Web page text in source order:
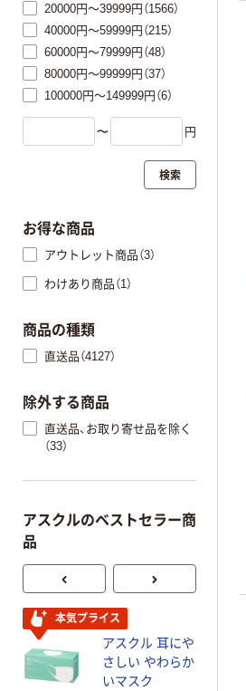
20000円～39999円（1566）
40000円～59999円（215）
60000円～79999円（48）
80000円～99999円（37）
100000円～149999円（6）
〜 円
検索
お得な商品
アウトレット商品（3）
わけあり商品（1）
商品の種類
直送品（4127）
除外する商品
直送品、お取り寄せ品を除く
（33）
アスクルのベストセラー商
品
本気プライス
アスクル 耳にや
さしい やわらか
いマスク